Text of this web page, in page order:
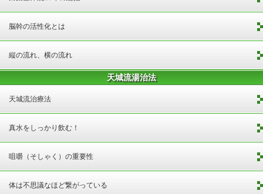
脳幹の活性化とは
縦の流れ、横の流れ
天城流湯治法
天城流治療法
真水をしっかり飲む！
咀嚼（そしゃく）の重要性
体は不思議なほど繋がっている